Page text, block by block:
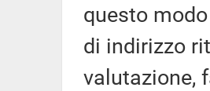
questo
di indirizzo
valutazione,